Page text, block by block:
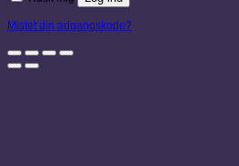
Mistet din adgangskode?